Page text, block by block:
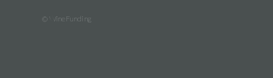
© WineFunding